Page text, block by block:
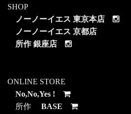
SHOP
ノーノーイエス 東京本店
ノーノーイエス 京都店
所作 銀座店
ONLINE STORE
No,No,Yes !
所作 BASE